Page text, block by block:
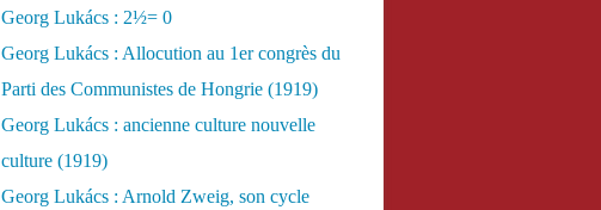
Georg Lukács : 2½= 0
Georg Lukács : Allocution au 1er congrès du
Parti des Communistes de Hongrie (1919)
Georg Lukács : ancienne culture nouvelle
culture (1919)
Georg Lukács : Arnold Zweig, son cycle